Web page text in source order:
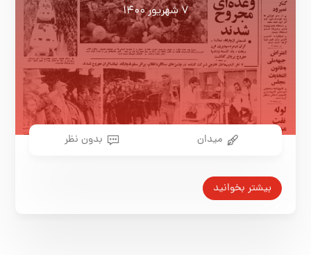
۷ شهریور ۱۴۰۰
میدان بدون نظر
بیشتر بخوانید